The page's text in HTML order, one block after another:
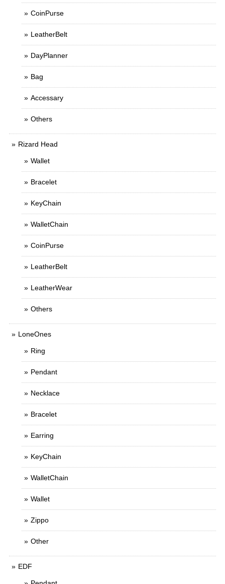
CoinPurse
LeatherBelt
DayPlanner
Bag
Accessary
Others
Rizard Head
Wallet
Bracelet
KeyChain
WalletChain
CoinPurse
LeatherBelt
LeatherWear
Others
LoneOnes
Ring
Pendant
Necklace
Bracelet
Earring
KeyChain
WalletChain
Wallet
Zippo
Other
EDF